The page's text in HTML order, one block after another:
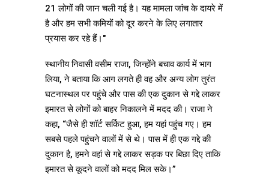
21 लोगों की जान चली गई है। यह मामला जांच के दायरे में
है और हम सभी कमियों को दूर करने के लिए लगातार
प्रयास कर रहे हैं।"
स्थानीय निवासी वसीम राजा, जिन्होंने बचाव कार्य में भाग
लिया, ने बताया कि आग लगते ही वह और अन्य लोग तुरंत
घटनास्थल पर पहुंचे और पास की एक दुकान से गद्दे लाकर
इमारत से लोगों को बाहर निकालने में मदद की। राजा ने
कहा, “जैसे ही शॉर्ट सर्किट हुआ, हम यहां पहुंच गए। हम
सबसे पहले पहुंचने वालों में से थे। पास में ही एक गद्दे की
दुकान है, हमने वहां से गद्दे लाकर सड़क पर बिछा दिए ताकि
इमारत से कूदने वालों को मदद मिल सके।”